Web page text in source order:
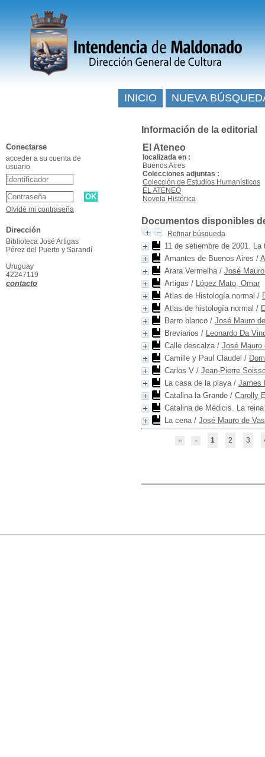
Información de la editorial
El Ateneo
localizada en :
Buenos Aires
Colecciones adjuntas :
Colección de Estudios Humanísticos
EL ATENEO
Novela Histórica
Documentos disponibles
Refinar búsqueda
11 de setiembre de 2001. La
Amantes de Buenos Aires /
Arara Vermelha/ José
Artigas / López Mato, Omar
Atlas de Histología normal /
Atlas de histología normal /
Barro blanco / José Mauro
Breviarios / Leonardo Da
Calle descalza/ José Mauro
Camille y Paul Claudel /
Carlos V / Jean-Pierre
La casa de la playa/ James
Catalina la Grande / Carolly
Catalina de Médicis. La
La cena/ José Mauro de
1 2 3
INICIO NUEVA
Conectarse
acceder a su cuenta de
usuario
Olvidé mi contraseña
Dirección
Biblioteca José Artigas
Pérez del Puerto y Sarandí
Uruguay
42247119
contacto